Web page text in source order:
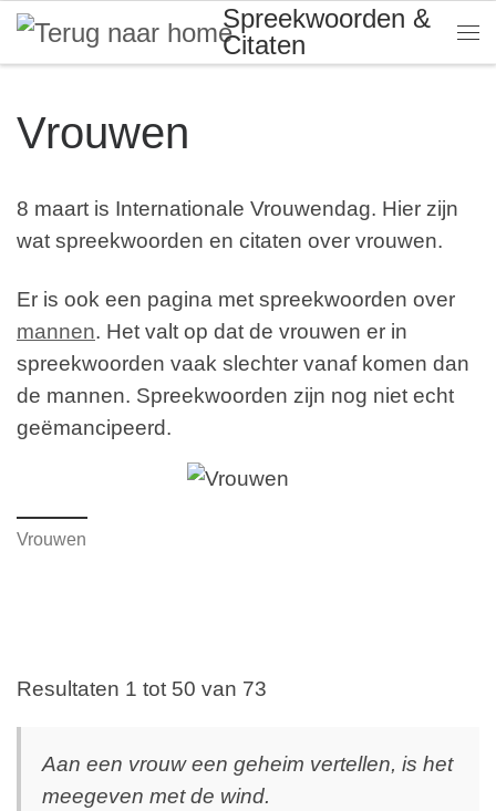
Skip to content
Spreekwoorden &
Citaten
Vrouwen
8 maart is Internationale Vrouwendag. Hier zijn
wat spreekwoorden en citaten over vrouwen.
Er is ook een pagina met spreekwoorden over
mannen. Het valt op dat de vrouwen er in
spreekwoorden vaak slechter vanaf komen dan
de mannen. Spreekwoorden zijn nog niet echt
geëmancipeerd.
Vrouwen
Resultaten 1 tot 50 van 73
Aan een vrouw een geheim vertellen, is het
meegeven met de wind.